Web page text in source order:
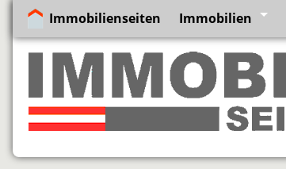
Immobilienseiten Immobilien